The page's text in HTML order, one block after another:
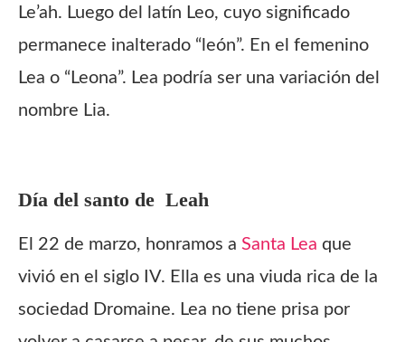
Le’ah. Luego del latín Leo, cuyo significado
permanece inalterado “león”. En el femenino
Lea o “Leona”. Lea podría ser una variación del
nombre Lia.
Día del santo de Leah
El 22 de marzo, honramos a Santa Lea que
vivió en el siglo IV. Ella es una viuda rica de la
sociedad Dromaine. Lea no tiene prisa por